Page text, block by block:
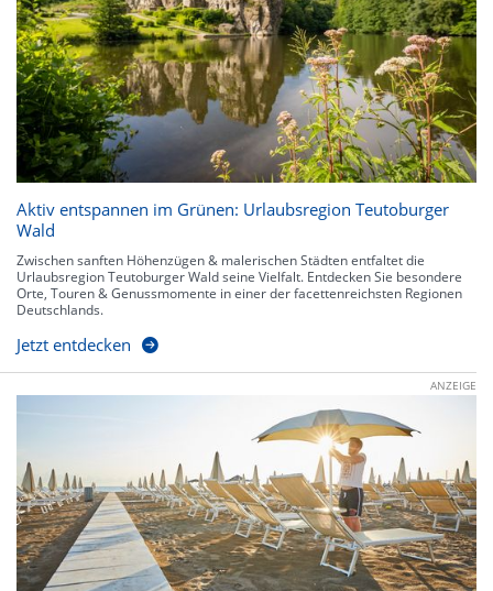
Aktiv entspannen im Grünen: Urlaubsregion Teutoburger
Wald
Zwischen sanften Höhenzügen & malerischen Städten entfaltet die
Urlaubsregion Teutoburger Wald seine Vielfalt. Entdecken Sie besondere
Orte, Touren & Genussmomente in einer der facettenreichsten Regionen
Deutschlands.
Jetzt entdecken
ANZEIGE